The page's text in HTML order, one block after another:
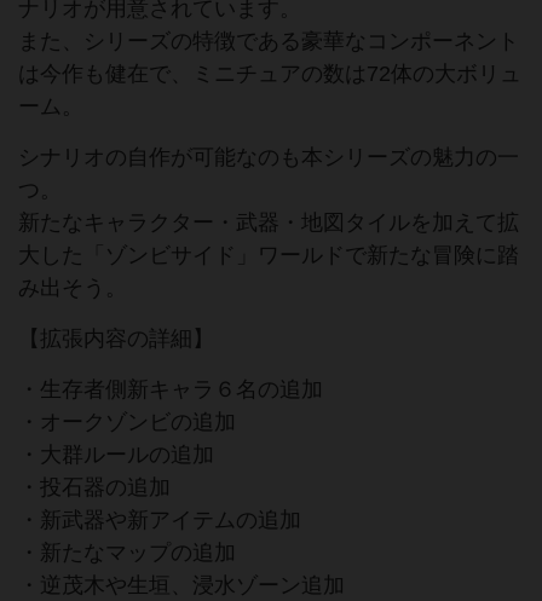
ナリオが用意されています。
また、シリーズの特徴である豪華なコンポーネント
は今作も健在で、ミニチュアの数は72体の大ボリュ
ーム。
シナリオの自作が可能なのも本シリーズの魅力の一
つ。
新たなキャラクター・武器・地図タイルを加えて拡
大した「ゾンビサイド」ワールドで新たな冒険に踏
み出そう。
【拡張内容の詳細】
・生存者側新キャラ６名の追加
・オークゾンビの追加
・大群ルールの追加
・投石器の追加
・新武器や新アイテムの追加
・新たなマップの追加
・逆茂木や生垣、浸水ゾーン追加